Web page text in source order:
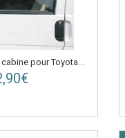
pour Toyota...